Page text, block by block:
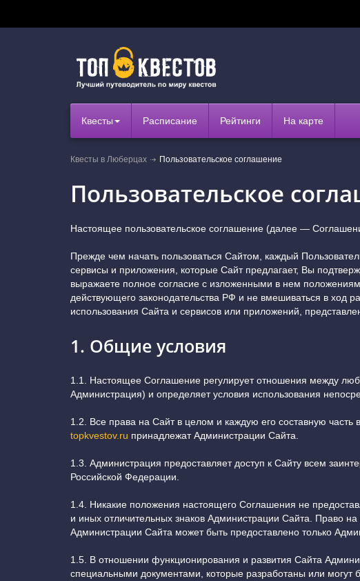
Квесты Расписание Рейтинги На карте
Квесты в Люберцах Пользовательское соглашение
Пользовательское
Настоящее пользовательское соглашение (далее —
Прежде чем начать пользоваться Сайтом, каждый
сервисы и приложения, которые Сайт предлагает, Вы
выражаете полное согласие с изложенными в нем
действующего законодательства РФ и не вмешиваться в ход
использования Сайта и сервисов или приложений,
1. Общие условия
1.1. Настоящее Соглашение регулирует отношения между
Администрация) и определяет условия использования
1.2. Все права на Сайт в целом и каждую его составную часть
topkvestov.ru принадлежат Администрации Сайта.
1.3. Администрация предоставляет доступ к Сайту всем
Российской Федерации.
1.4. Никакие положения настоящего Соглашения не
и иных отличительных знаков Администрации Сайта. Право
Администрации Сайта может быть предоставлено только
1.5. В отношении функционирования и развития Сайта
специальными документами, которые разработаны или